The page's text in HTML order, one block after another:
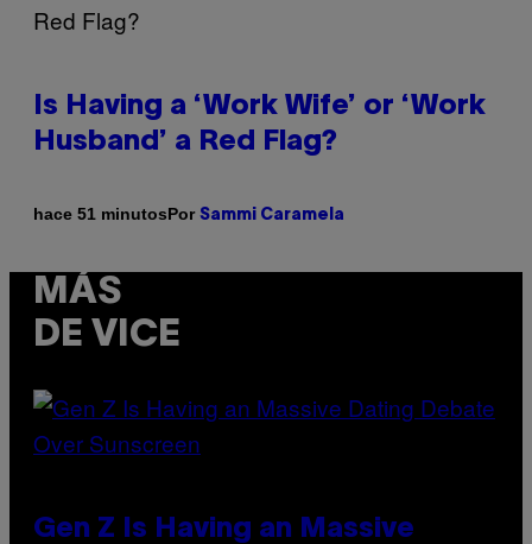
Is Having a ‘Work Wife’ or ‘Work
Husband’ a Red Flag?
hace 51 minutosPor Sammi Caramela
MÁS
DE VICE
Gen Z Is Having an Massive